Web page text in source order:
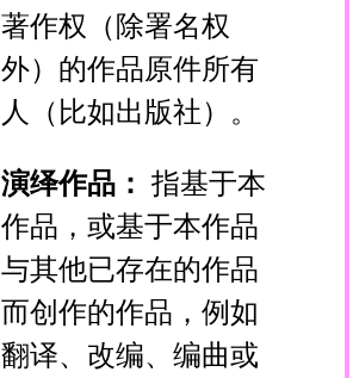
著作权（除署名权
外）的作品原件所有
人（比如出版社）。
演绎作品： 指基于本
作品，或基于本作品
与其他已存在的作品
而创作的作品，例如
翻译、改编、编曲或